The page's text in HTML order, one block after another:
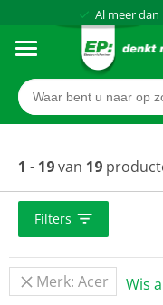
Al meer dan
1 - 19van 19
Filters
Merk: Acer Wis